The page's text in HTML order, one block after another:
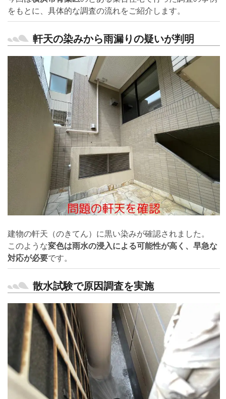
をもとに、具体的な調査の流れをご紹介します。
軒天の染みから雨漏りの疑いが判明
建物の軒天（のきてん）に黒い染みが確認されました。
このような変色は雨水の浸入による可能性が高く、早急な
対応が必要です。
散水試験で原因調査を実施